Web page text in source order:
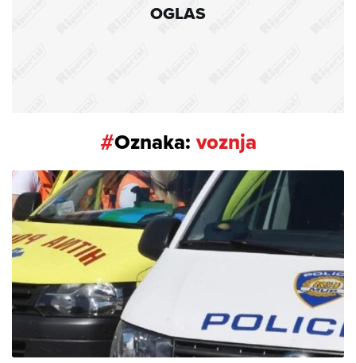
OGLAS
#Oznaka: voznja